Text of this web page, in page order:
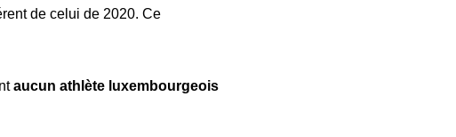
de celui de 2020. Ce
aucun athlète luxembourgeois